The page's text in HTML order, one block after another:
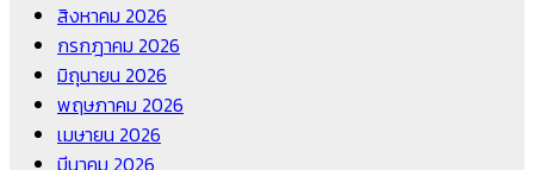
สิงหาคม 2026
กรกฎาคม 2026
มิถุนายน 2026
พฤษภาคม 2026
เมษายน 2026